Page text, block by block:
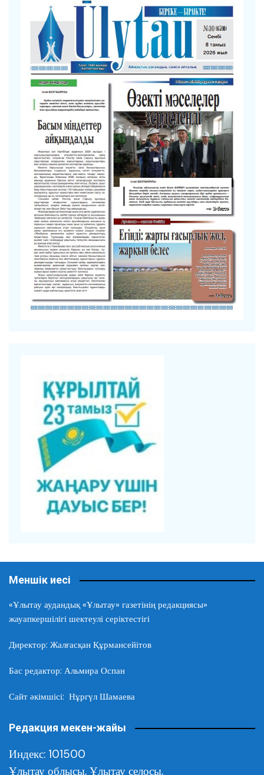
Меншік иесі
«Ұлытау аудандық «Ұлытау» газетінің редакциясы»
жауапкершілігі шектеулі серіктестігі
Директор: Жалғасқан Құрмансейітов
Бас редактор: Альмира Оспан
Сайт әкімшісі: Нұргүл Шамаева
Редакция мекен-жайы
Индекс: 101500
Ұлытау облысы, Ұлытау селосы,